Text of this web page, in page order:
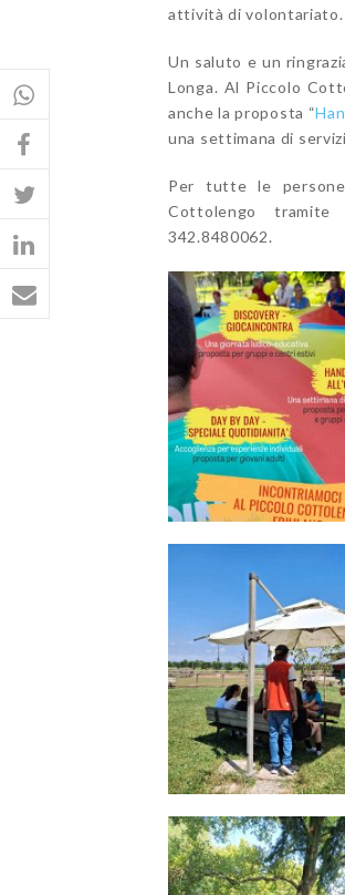
attività di volontariato.
Un saluto e un
Longa. Al Piccolo
anche la proposta “
una settimana di
Per tutte le persone
Cottolengo
342.8480062.